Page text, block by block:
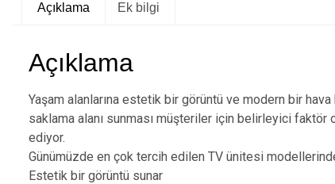
Açıklama Ek bilgi
Açıklama
Yaşam alanlarına estetik bir görüntü ve modern bir hava
saklama alanı sunması müşteriler için belirleyici faktör
ediyor.
Günümüzde en çok tercih edilen TV ünitesi
Estetik bir görüntü sunar